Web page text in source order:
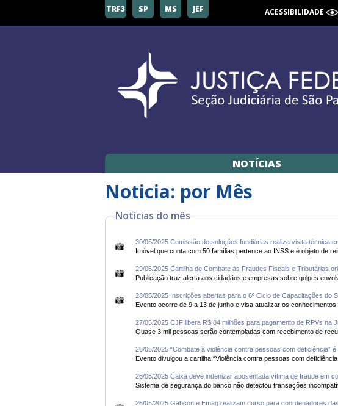
TRF3 SP MS JEF ACESSIBILIDADE
NOTÍCIAS
Noticia: por Mês
Notícias do mês
30/05/2025 Comissão de soluções fundiárias realiza visita técnica
29/05/2025 Cartilha de Combate às Fraudes Fiscais e Tributárias
28/05/2025 Inscrições abertas para o 6º Ciclo de Capacitações do
27/05/2025 CJF libera R$ 84 milhões para pagamento de RPVs na
26/05/2025 “Combate à violência contra pessoas com deficiência”
26/05/2025 Caixa deve indenizar aposentada vítima de fraude em
26/05/2025 Gabcon e Emag realizam curso para coordenadores